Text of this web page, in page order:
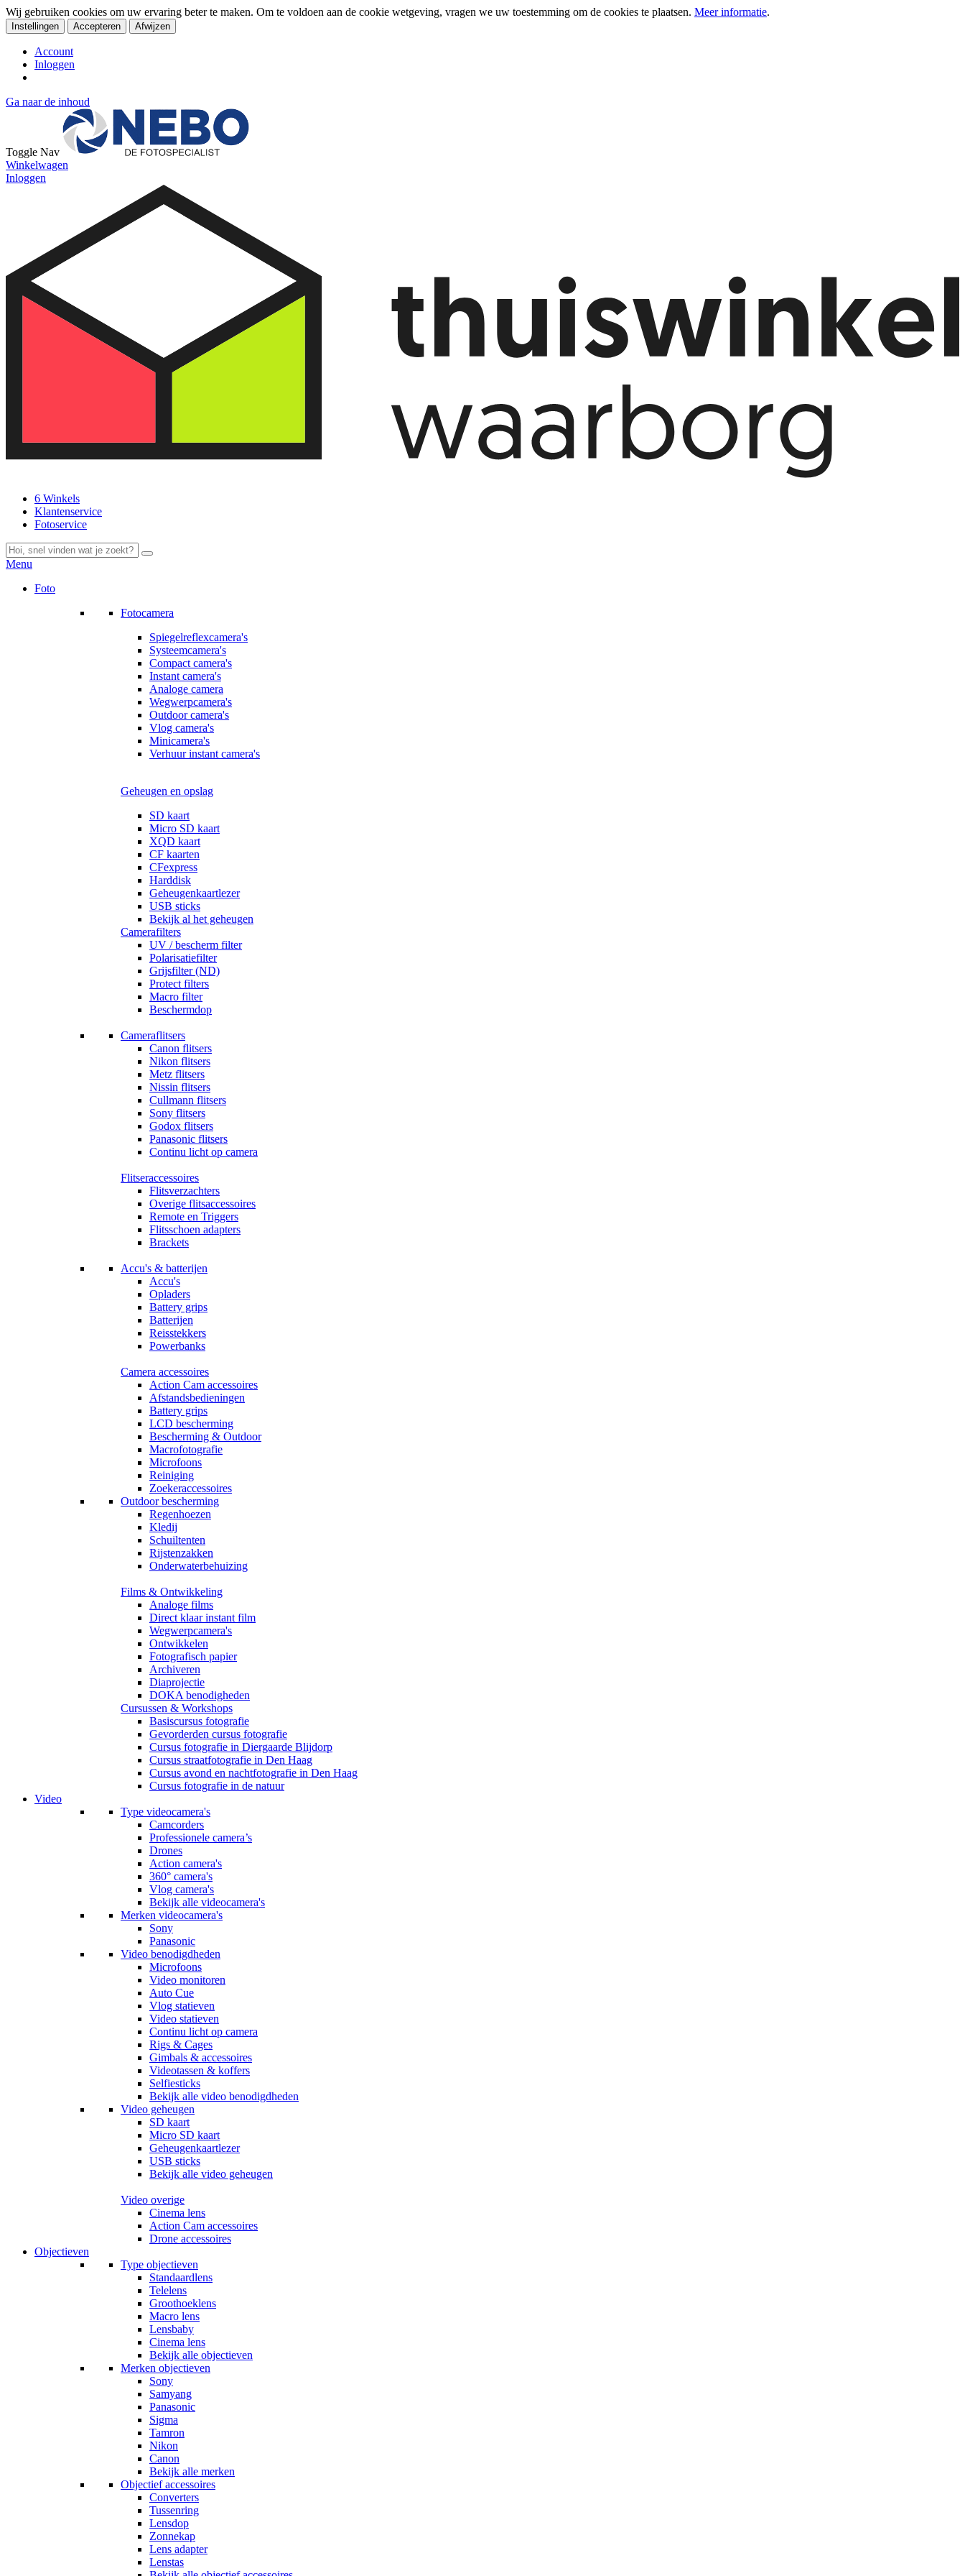
Wij gebruiken cookies om uw ervaring beter te maken. Om te voldoen aan de cookie wetgeving, vragen we uw toestemming om de cookies te plaatsen. Meer informatie.
Instellingen Accepteren Afwijzen
Account
Inloggen
Ga naar de inhoud
Toggle Nav
Winkelwagen
Inloggen
6 Winkels
Klantenservice
Fotoservice
Menu
Foto
Fotocamera
Spiegelreflexcamera's
Systeemcamera's
Compact camera's
Instant camera's
Analoge camera
Wegwerpcamera's
Outdoor camera's
Vlog camera's
Minicamera's
Verhuur instant camera's
Geheugen en opslag
SD kaart
Micro SD kaart
XQD kaart
CF kaarten
CFexpress
Harddisk
Geheugenkaartlezer
USB sticks
Bekijk al het geheugen
Camerafilters
UV / bescherm filter
Polarisatiefilter
Grijsfilter (ND)
Protect filters
Macro filter
Beschermdop
Cameraflitsers
Canon flitsers
Nikon flitsers
Metz flitsers
Nissin flitsers
Cullmann flitsers
Sony flitsers
Godox flitsers
Panasonic flitsers
Continu licht op camera
Flitseraccessoires
Flitsverzachters
Overige flitsaccessoires
Remote en Triggers
Flitsschoen adapters
Brackets
Accu's & batterijen
Accu's
Opladers
Battery grips
Batterijen
Reisstekkers
Powerbanks
Camera accessoires
Action Cam accessoires
Afstandsbedieningen
Battery grips
LCD bescherming
Bescherming & Outdoor
Macrofotografie
Microfoons
Reiniging
Zoekeraccessoires
Outdoor bescherming
Regenhoezen
Kledij
Schuiltenten
Rijstenzakken
Onderwaterbehuizing
Films & Ontwikkeling
Analoge films
Direct klaar instant film
Wegwerpcamera's
Ontwikkelen
Fotografisch papier
Archiveren
Diaprojectie
DOKA benodigheden
Cursussen & Workshops
Basiscursus fotografie
Gevorderden cursus fotografie
Cursus fotografie in Diergaarde Blijdorp
Cursus straatfotografie in Den Haag
Cursus avond en nachtfotografie in Den Haag
Cursus fotografie in de natuur
Video
Type videocamera's
Camcorders
Professionele camera’s
Drones
Action camera's
360° camera's
Vlog camera's
Bekijk alle videocamera's
Merken videocamera's
Sony
Panasonic
Video benodigdheden
Microfoons
Video monitoren
Auto Cue
Vlog statieven
Video statieven
Continu licht op camera
Rigs & Cages
Gimbals & accessoires
Videotassen & koffers
Selfiesticks
Bekijk alle video benodigdheden
Video geheugen
SD kaart
Micro SD kaart
Geheugenkaartlezer
USB sticks
Bekijk alle video geheugen
Video overige
Cinema lens
Action Cam accessoires
Drone accessoires
Objectieven
Type objectieven
Standaardlens
Telelens
Groothoeklens
Macro lens
Lensbaby
Cinema lens
Bekijk alle objectieven
Merken objectieven
Sony
Samyang
Panasonic
Sigma
Tamron
Nikon
Canon
Bekijk alle merken
Objectief accessoires
Converters
Tussenring
Lensdop
Zonnekap
Lens adapter
Lenstas